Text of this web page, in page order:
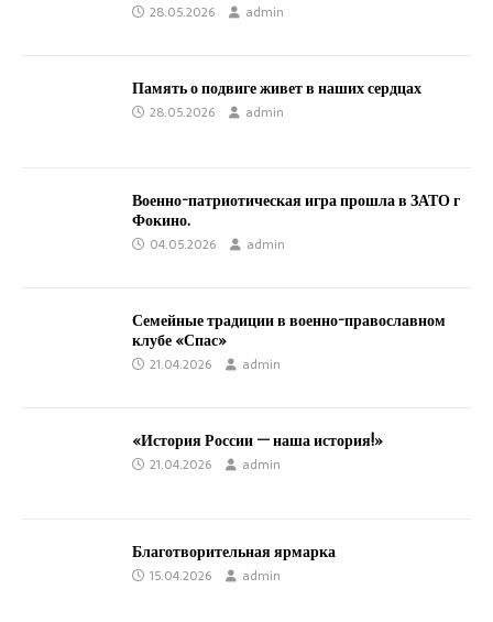
28.05.2026 admin
Память о подвиге живет в наших сердцах
28.05.2026 admin
Военно-патриотическая игра прошла в ЗАТО г
Фокино.
04.05.2026 admin
Семейные традиции в военно-православном
клубе «Спас»
21.04.2026 admin
«История России — наша история!»
21.04.2026 admin
Благотворительная ярмарка
15.04.2026 admin